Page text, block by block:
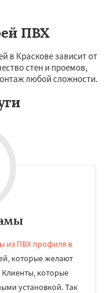
ПВХ
в Краскове зависит от
стен и проемов,
любой сложности.
из ПВХ профиля в
которые желают
которые
установкой. Так